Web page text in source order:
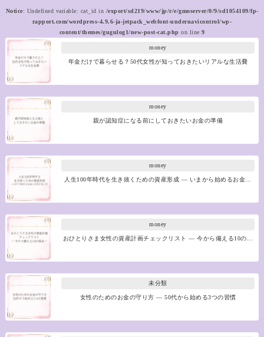
Notice: Undefined variable: cat_id in /export/sd219/www/jp/r/e/gmoserver/0/9/sd1054109/fp-
rapport.com/wordpress-4.9.6-ja-jetpack_webfont-undernavicontrol/wp-
content/themes/gugulog1/new-post-cat.php on line 9
money
年金だけで暮らせる？50代女性が知っておきたいリアルな生活費
money
親が認知症になる前にしておきたいお金の準備
money
人生100年時代を生き抜くための資産形成 ― いまから始めるお金…
money
おひとりさま女性の資産計画チェックリスト ― 今から備える10の…
未分類
女性のためのお金の守り方 ― 50代から始める3つの習慣